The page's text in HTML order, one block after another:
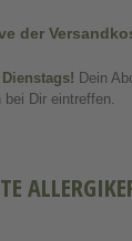
der
! Dein
Dir eintreffen.